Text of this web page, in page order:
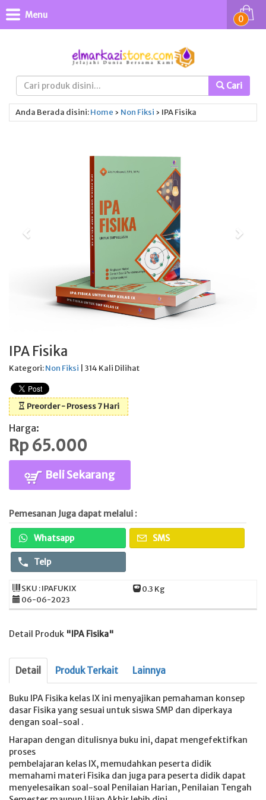
Cari
0
Menu
Anda Berada disini:Home › Non Fiksi › IPA Fisika
IPA Fisika
Kategori:Non Fiksi | 314 Kali Dilihat
Preorder - Prosess 7 Hari
Harga:
Rp 65.000
Beli Sekarang
Pemesanan Juga dapat melalui :
Whatsapp SMS
Telp
SKU : IPAFUKIX
0.3 Kg
06-06-2023
Detail Produk "IPA Fisika"
Detail Produk Terkait Lainnya
Buku IPA Fisika kelas IX ini menyajikan pemahaman konsep
dasar Fisika yang sesuai untuk siswa SMP dan diperkaya
dengan soal-soal .
Harapan dengan ditulisnya buku ini, dapat mengefektifkan
proses
pembelajaran kelas IX, memudahkan peserta didik
memahami materi Fisika dan juga para peserta didik dapat
menyelesaikan soal-soal Penilaian Harian, Penilaian Tengah